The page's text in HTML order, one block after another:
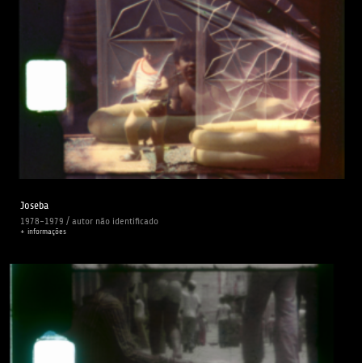
Joseba
1978-1979 / autor não identificado
+ informações